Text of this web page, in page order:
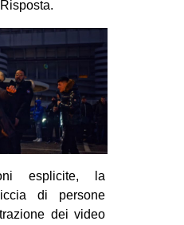
esplicite, la
di persone
dei video